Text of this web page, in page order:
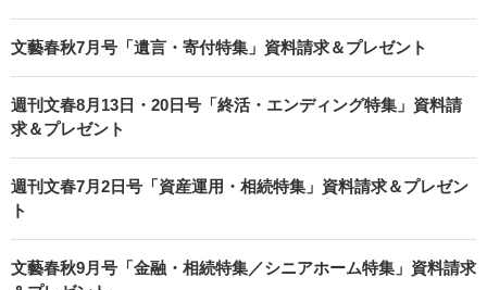
文藝春秋7月号「遺言・寄付特集」資料請求＆プレゼント
週刊文春8月13日・20日号「終活・エンディング特集」資料請
求＆プレゼント
週刊文春7月2日号「資産運用・相続特集」資料請求＆プレゼン
ト
文藝春秋9月号「金融・相続特集／シニアホーム特集」資料請求